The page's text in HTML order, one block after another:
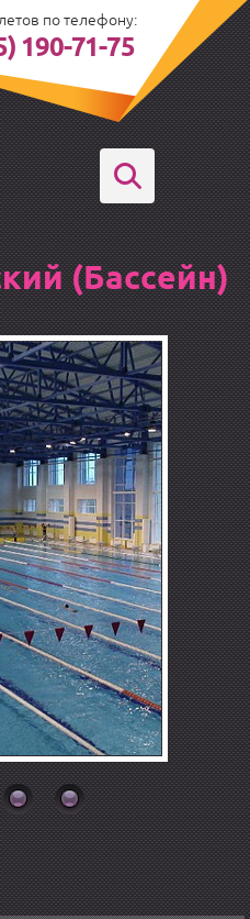
по телефону:
190-71-75
(Бассейн)